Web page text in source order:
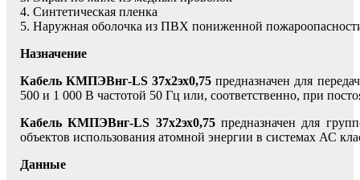
4. Синтетическая пленка
5. Наружная оболочка из ПВХ пониженной
Назначение
Кабель КМПЭВнг-LS 37х2эх0,75 предназначен для
500 и 1 000 В частотой 50 Гц или, соответственно, при
Кабель КМПЭВнг-LS 37х2эх0,75предназначен для
объектов использования атомной энергии в системах АС
Данные